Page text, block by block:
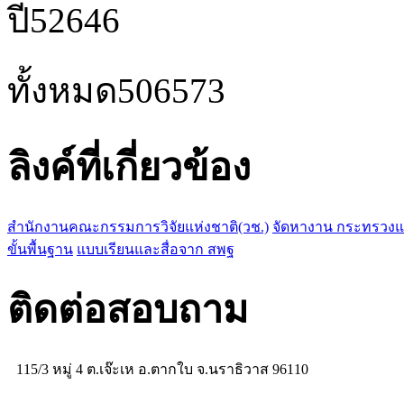
ปี52646
ทั้งหมด506573
ลิงค์ที่เกี่ยวข้อง
สำนักงานคณะกรรมการวิจัยแห่งชาติ(วช.) จัดหางาน กระทรวง
ขั้นพื้นฐาน แบบเรียนและสื่อจาก สพฐ
ติดต่อสอบถาม
115/3 หมู่ 4 ต.เจ๊ะเห อ.ตากใบ จ.นราธิวาส 96110